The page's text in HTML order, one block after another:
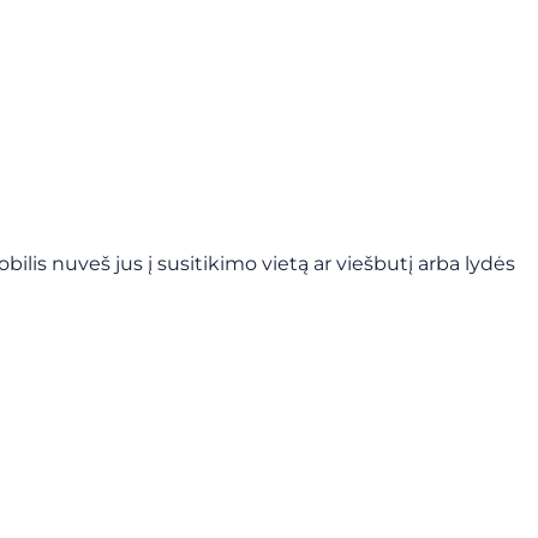
nuveš jus į susitikimo vietą ar viešbutį arba lydės